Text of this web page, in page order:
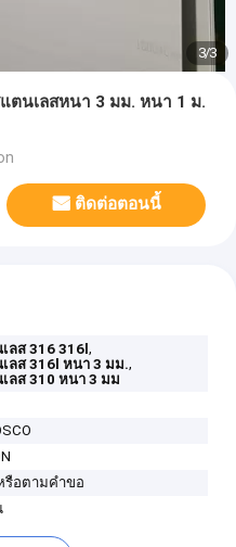
3/3
ตนเลสหนา 3 มม. หนา 1 ม.
ติดต่อตอนนี้
ลส 316 316l,
ลส 316l หนา 3 มม.,
ลส 310 หนา 3 มม
รือตามคำขอ